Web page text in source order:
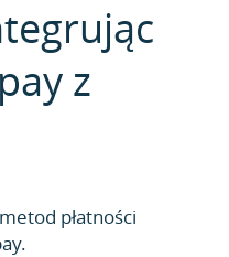
z
płatności